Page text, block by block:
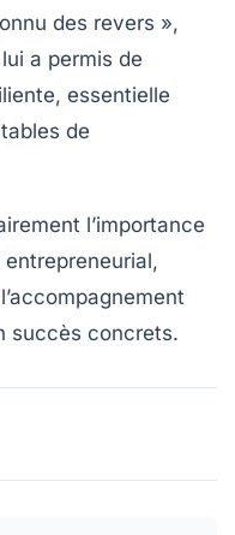
des revers »,
a permis de
essentielle
de
l’importance
succès concrets.